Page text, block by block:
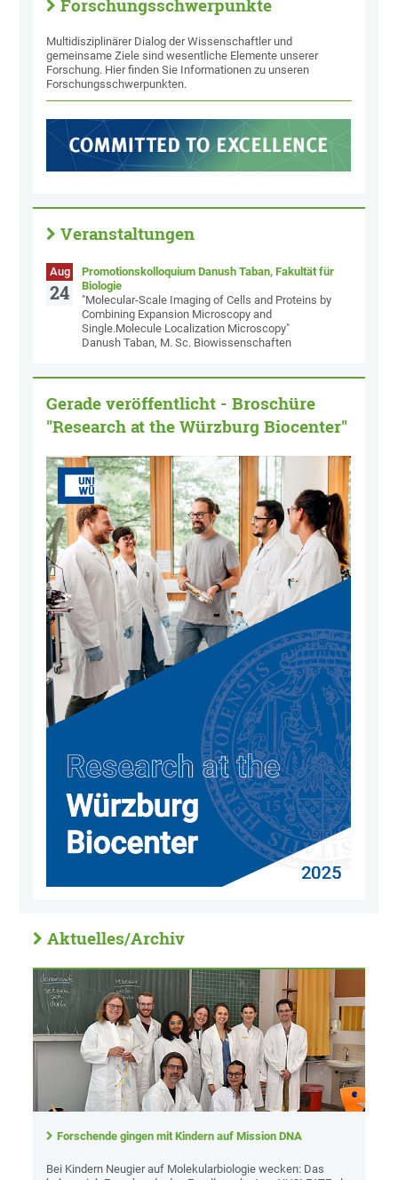
Forschungsschwerpunkte
Multidisziplinärer Dialog der Wissenschaftler und
gemeinsame Ziele sind wesentliche Elemente unserer
Forschung. Hier finden Sie Informationen zu unseren
Forschungsschwerpunkten.
Veranstaltungen
Aug
24
Promotionskolloquium Danush Taban, Fakultät für
Biologie
"Molecular-Scale Imaging of Cells and Proteins by
Combining Expansion Microscopy and
Single.Molecule Localization Microscopy"
Danush Taban, M. Sc. Biowissenschaften
Gerade veröffentlicht - Broschüre
"Research at the Würzburg Biocenter"
Aktuelles/Archiv
Forschende gingen mit Kindern auf Mission DNA
Bei Kindern Neugier auf Molekularbiologie wecken: Das